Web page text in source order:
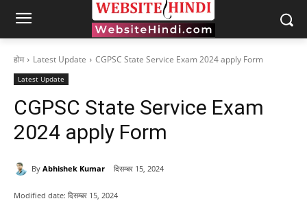
होम Latest Update CGPSC State Service Exam 2024 apply Form
Latest Update
CGPSC State Service Exam
2024 apply Form
By Abhishek Kumar दिसम्बर 15, 2024
Modified date: दिसम्बर 15, 2024